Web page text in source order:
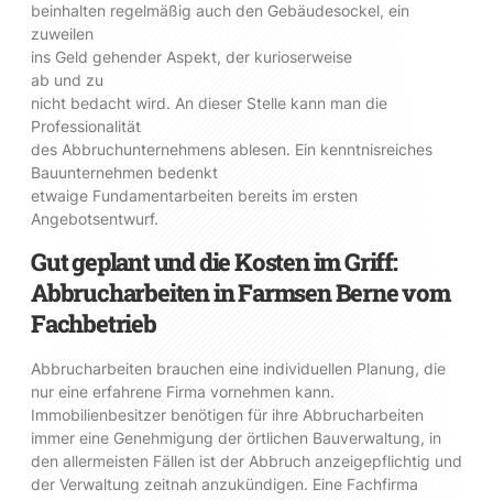
beinhalten regelmäßig auch den Gebäudesockel, ein
zuweilen
ins Geld gehender Aspekt, der kurioserweise
ab und zu
nicht bedacht wird. An dieser Stelle kann man die
Professionalität
des Abbruchunternehmens ablesen. Ein kenntnisreiches
Bauunternehmen bedenkt
etwaige Fundamentarbeiten bereits im ersten
Angebotsentwurf.
Gut geplant und die Kosten im Griff:
Abbrucharbeiten in Farmsen Berne vom
Fachbetrieb
Abbrucharbeiten brauchen eine individuellen Planung, die
nur eine erfahrene Firma vornehmen kann.
Immobilienbesitzer benötigen für ihre Abbrucharbeiten
immer eine Genehmigung der örtlichen Bauverwaltung, in
den allermeisten Fällen ist der Abbruch anzeigepflichtig und
der Verwaltung zeitnah anzukündigen. Eine Fachfirma